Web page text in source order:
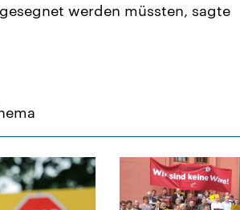
werden müssten, sagte